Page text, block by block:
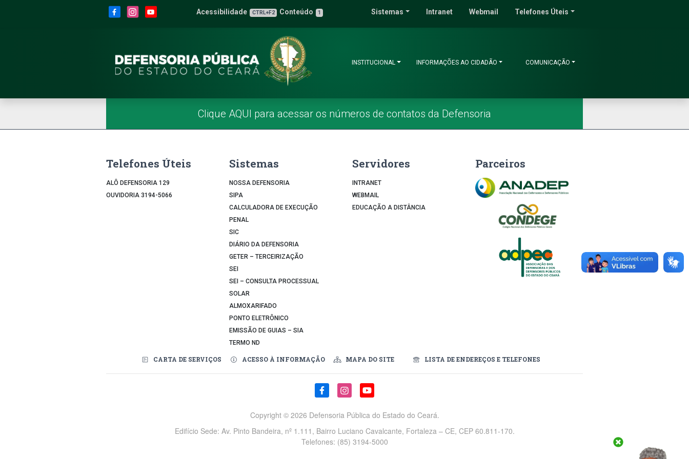
Site da Defensoria Pública do Estado do Ceará
Menu SuperiorRedes SociaisMenu de Acessibilidade
Acessibilidade CTRL+F2 Conteúdo 1
Menu 2
Rodapé 3 Sistemas Intranet Webmail Telefones Úteis
Menu PrincipalPágina Inicial INSTITUCIONAL INFORMAÇÕES AO CIDADÃO COMUNICAÇÃO
Clique AQUI para acessar os números de contatos da Defensoria
Telefones Úteis
ALÔ DEFENSORIA 129
OUVIDORIA 3194-5066
Sistemas
NOSSA DEFENSORIA
SIPA
CALCULADORA DE EXECUÇÃO
PENAL
SIC
DIÁRIO DA DEFENSORIA
GETER – TERCEIRIZAÇÃO
SEI
SEI – CONSULTA PROCESSUAL
SOLAR
ALMOXARIFADO
PONTO ELETRÔNICO
EMISSÃO DE GUIAS – SIA
TERMO ND
Servidores
INTRANET
WEBMAIL
EDUCAÇÃO A DISTÂNCIA
Parceiros
CARTA DE SERVIÇOS ACESSO À INFORMAÇÃO MAPA DO SITE LISTA DE ENDEREÇOS E TELEFONES
Copyright © 2026 Defensoria Pública do Estado do Ceará.
Edifício Sede: Av. Pinto Bandeira, nº 1.111, Bairro Luciano Cavalcante, Fortaleza – CE, CEP 60.811-170.
Telefones: (85) 3194-5000